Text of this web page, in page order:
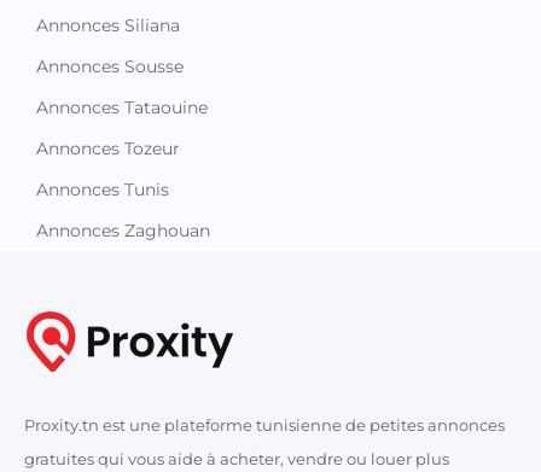
Annonces Siliana
Annonces Sousse
Annonces Tataouine
Annonces Tozeur
Annonces Tunis
Annonces Zaghouan
Proxity.tn est une plateforme tunisienne de petites annonces
gratuites qui vous aide à acheter, vendre ou louer plus